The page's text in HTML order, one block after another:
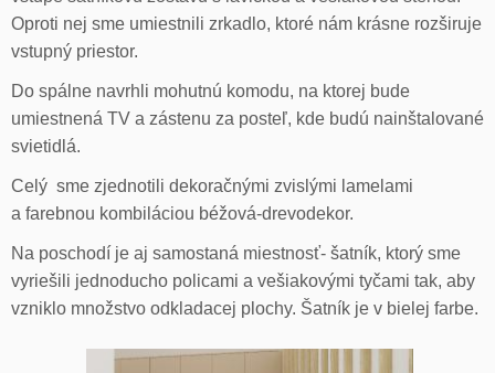
Oproti nej sme umiestnili zrkadlo, ktoré nám krásne rozširuje
vstupný priestor.
Do spálne navrhli mohutnú komodu, na ktorej bude
umiestnená TV a zástenu za posteľ, kde budú nainštalované
svietidlá.
Celý sme zjednotili dekoračnými zvislými lamelami
a farebnou kombiláciou béžová-drevodekor.
Na poschodí je aj samostaná miestnosť- šatník, ktorý sme
vyriešili jednoducho policami a vešiakovými tyčami tak, aby
vzniklo množstvo odkladacej plochy. Šatník je v bielej farbe.